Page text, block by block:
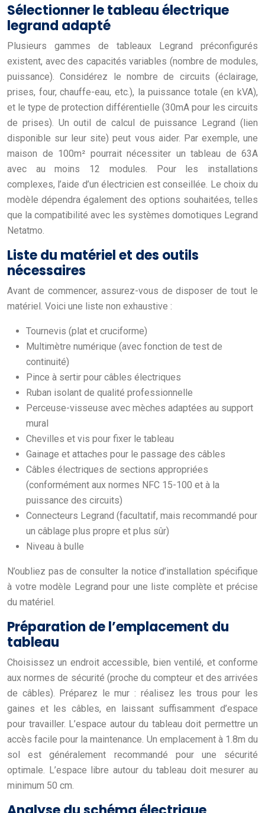
Sélectionner le tableau électrique
legrand adapté
Plusieurs gammes de tableaux Legrand préconfigurés
existent, avec des capacités variables (nombre de modules,
puissance). Considérez le nombre de circuits (éclairage,
prises, four, chauffe-eau, etc.), la puissance totale (en kVA),
et le type de protection différentielle (30mA pour les circuits
de prises). Un outil de calcul de puissance Legrand (lien
disponible sur leur site) peut vous aider. Par exemple, une
maison de 100m² pourrait nécessiter un tableau de 63A
avec au moins 12 modules. Pour les installations
complexes, l’aide d’un électricien est conseillée. Le choix du
modèle dépendra également des options souhaitées, telles
que la compatibilité avec les systèmes domotiques Legrand
Netatmo.
Liste du matériel et des outils
nécessaires
Avant de commencer, assurez-vous de disposer de tout le
matériel. Voici une liste non exhaustive :
Tournevis (plat et cruciforme)
Multimètre numérique (avec fonction de test de
continuité)
Pince à sertir pour câbles électriques
Ruban isolant de qualité professionnelle
Perceuse-visseuse avec mèches adaptées au support
mural
Chevilles et vis pour fixer le tableau
Gainage et attaches pour le passage des câbles
Câbles électriques de sections appropriées
(conformément aux normes NFC 15-100 et à la
puissance des circuits)
Connecteurs Legrand (facultatif, mais recommandé pour
un câblage plus propre et plus sûr)
Niveau à bulle
N’oubliez pas de consulter la notice d’installation spécifique
à votre modèle Legrand pour une liste complète et précise
du matériel.
Préparation de l’emplacement du
tableau
Choisissez un endroit accessible, bien ventilé, et conforme
aux normes de sécurité (proche du compteur et des arrivées
de câbles). Préparez le mur : réalisez les trous pour les
gaines et les câbles, en laissant suffisamment d’espace
pour travailler. L’espace autour du tableau doit permettre un
accès facile pour la maintenance. Un emplacement à 1.8m du
sol est généralement recommandé pour une sécurité
optimale. L’espace libre autour du tableau doit mesurer au
minimum 50 cm.